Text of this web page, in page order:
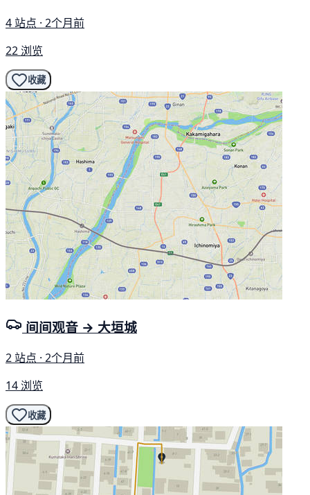
4 站点 · 2个月前
22 浏览
收藏
间间观音 → 大垣城
2 站点 · 2个月前
14 浏览
收藏